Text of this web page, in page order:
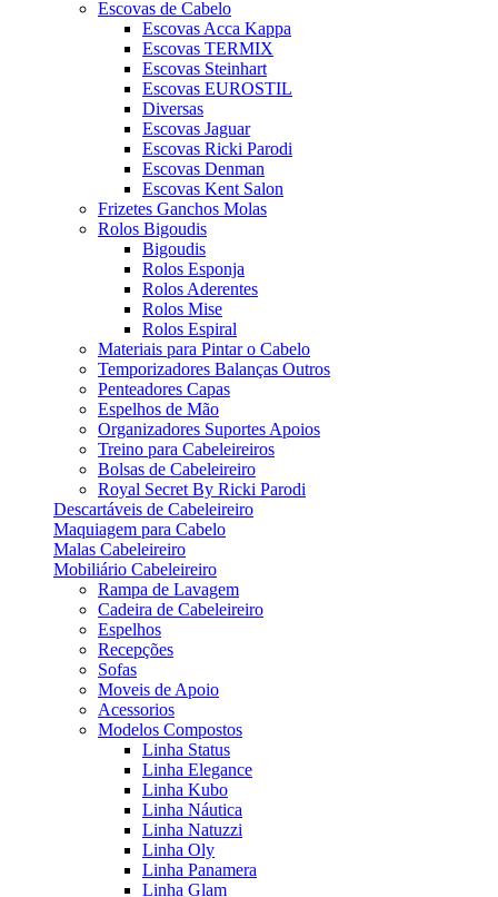
Escovas de Cabelo
Escovas Acca Kappa
Escovas TERMIX
Escovas Steinhart
Escovas EUROSTIL
Diversas
Escovas Jaguar
Escovas Ricki Parodi
Escovas Denman
Escovas Kent Salon
Frizetes Ganchos Molas
Rolos Bigoudis
Bigoudis
Rolos Esponja
Rolos Aderentes
Rolos Mise
Rolos Espiral
Materiais para Pintar o Cabelo
Temporizadores Balanças Outros
Penteadores Capas
Espelhos de Mão
Organizadores Suportes Apoios
Treino para Cabeleireiros
Bolsas de Cabeleireiro
Royal Secret By Ricki Parodi
Descartáveis de Cabeleireiro
Maquiagem para Cabelo
Malas Cabeleireiro
Mobiliário Cabeleireiro
Rampa de Lavagem
Cadeira de Cabeleireiro
Espelhos
Recepções
Sofas
Moveis de Apoio
Acessorios
Modelos Compostos
Linha Status
Linha Elegance
Linha Kubo
Linha Náutica
Linha Natuzzi
Linha Oly
Linha Panamera
Linha Glam